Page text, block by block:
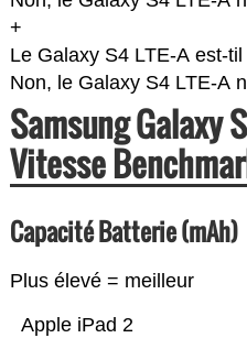
+
Le Galaxy S4 LTE-A est-
Non, le Galaxy S4 LTE-A
Samsung Galaxy
Vitesse
Capacité Batterie (mAh)
Plus élevé = meilleur
Apple iPad 2